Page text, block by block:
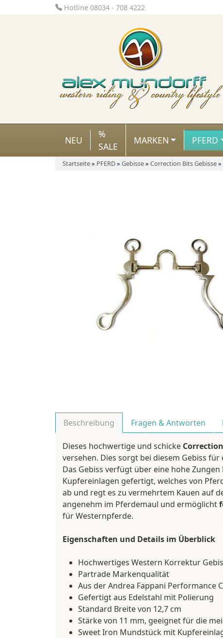
Hotline 08034 - 708 4222
NEU
%
SALE
MARKEN PFERD
Startseite» PFERD» Gebisse» Correction Bits Gebisse»
Beschreibung Fragen & Antworten
Dieses hochwertige und schicke
versehen. Dies sorgt bei diesem Gebiss
Das Gebiss verfügt über eine hohe
Kupfereinlagen gefertigt, welches von
ab und regt es zu vermehrtem Kauen auf
angenehm im Pferdemaul und ermöglicht
für Westernpferde.
Eigenschaften und Details im Überblick
Hochwertiges Western Korrektur
Partrade Markenqualität
Aus der Andrea Fappani Performance
Gefertigt aus Edelstahl mit Polierung
Standard Breite von 12,7 cm
Stärke von 11 mm, geeignet für die
Sweet Iron Mundstück mit